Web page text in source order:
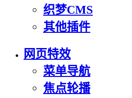
织梦CMS
其他插件
网页特效
菜单导航
焦点轮播